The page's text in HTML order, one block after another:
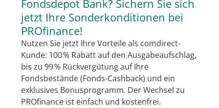
Fondsdepot Bank? Sichern Sie sich
jetzt Ihre Sonderkonditionen bei
PROfinance!
Nutzen Sie jetzt Ihre Vorteile als comdirect-
Kunde: 100 % Rabatt auf den Ausgabeaufschlag,
bis zu 99 % Rückvergütung auf Ihre
Fondsbestände (Fonds-Cashback) und ein
exklusives Bonusprogramm. Der Wechsel zu
PROfinance ist einfach und kostenfrei.